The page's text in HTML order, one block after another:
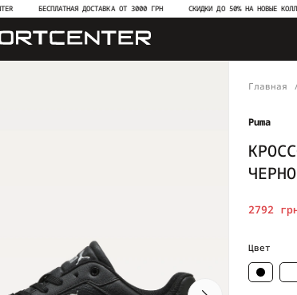
БЕСПЛАТНАЯ ДОСТАВКА ОТ 3000 ГРН СКИДКИ ДО 50% НА НОВЫЕ КОЛЛЕКЦИИ
Главная
Puma
2792
Цвет